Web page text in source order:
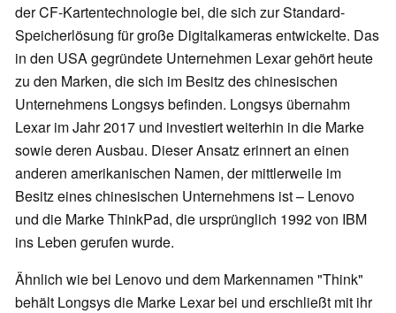
der CF-Kartentechnologie bei, die sich zur Standard-
Speicherlösung für große Digitalkameras entwickelte. Das
in den USA gegründete Unternehmen Lexar gehört heute
zu den Marken, die sich im Besitz des chinesischen
Unternehmens Longsys befinden. Longsys übernahm
Lexar im Jahr 2017 und investiert weiterhin in die Marke
sowie deren Ausbau. Dieser Ansatz erinnert an einen
anderen amerikanischen Namen, der mittlerweile im
Besitz eines chinesischen Unternehmens ist – Lenovo
und die Marke ThinkPad, die ursprünglich 1992 von IBM
ins Leben gerufen wurde.
Ähnlich wie bei Lenovo und dem Markennamen "Think"
behält Longsys die Marke Lexar bei und erschließt mit ihr